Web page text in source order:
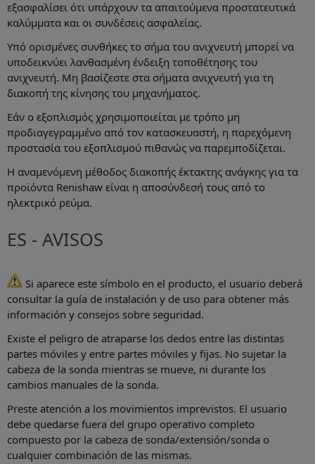
εξασφαλίσει ότι υπάρχουν τα απαιτούμενα προστατευτικά
καλύμματα και οι συνδέσεις ασφαλείας.
Υπό ορισμένες συνθήκες το σήμα του ανιχνευτή μπορεί να
υποδεικνύει λανθασμένη ένδειξη τοποθέτησης του
ανιχνευτή. Μη βασίζεστε στα σήματα ανιχνευτή για τη
διακοπή της κίνησης του μηχανήματος.
Εάν ο εξοπλισμός χρησιμοποιείται με τρόπο μη
προδιαγεγραμμένο από τον κατασκευαστή, η παρεχόμενη
προστασία του εξοπλισμού πιθανώς να παρεμποδίζεται.
Η αναμενόμενη μέθοδος διακοπής έκτακτης ανάγκης για τα
προϊόντα Renishaw είναι η αποσύνδεσή τους από το
ηλεκτρικό ρεύμα.
ES - AVISOS
Si aparece este símbolo en el producto, el usuario deberá
consultar la guía de instalación y de uso para obtener más
información y consejos sobre seguridad.
Existe el peligro de atraparse los dedos entre las distintas
partes móviles y entre partes móviles y fijas. No sujetar la
cabeza de la sonda mientras se mueve, ni durante los
cambios manuales de la sonda.
Preste atención a los movimientos imprevistos. El usuario
debe quedarse fuera del grupo operativo completo
compuesto por la cabeza de sonda/extensión/sonda o
cualquier combinación de las mismas.